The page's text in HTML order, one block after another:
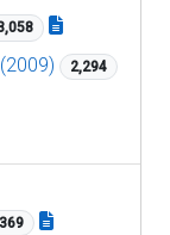
2,294